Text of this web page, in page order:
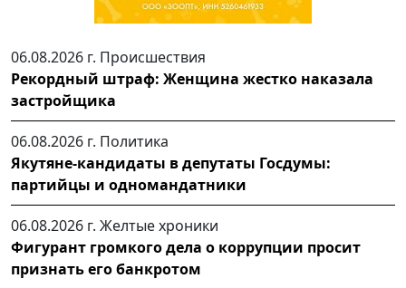
06.08.2026 г. Происшествия
Рекордный штраф: Женщина жестко наказала
застройщика
06.08.2026 г. Политика
Якутяне-кандидаты в депутаты Госдумы:
партийцы и одномандатники
06.08.2026 г. Желтые хроники
Фигурант громкого дела о коррупции просит
признать его банкротом